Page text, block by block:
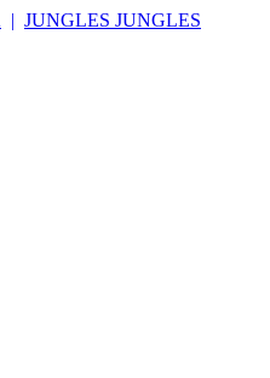
| JUNGLES JUNGLES